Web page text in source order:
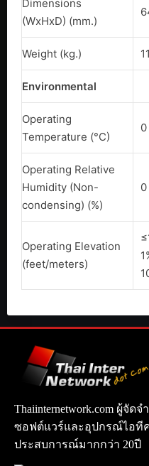
Dimensions
(WxHxD) (mm.)
Weight (kg.)
Environmental
Operating
Temperature (°C)
Operating Relative
Humidity (Non-
condensing) (%)
Operating Elevation
(feet/meters)
Thaiinternetwork.com ผู้จั
ซอฟต์แวร์และอุปกรณ์ไอที
ประสบการณ์มากกว่า 20ปี